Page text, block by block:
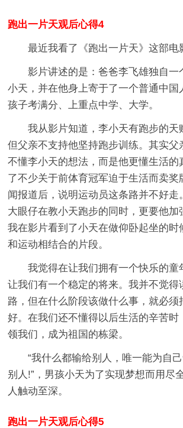
跑出一片天观后心得4
最近我看了《跑出一片天》这部电
影片讲述的是：爸爸李飞雄独自一
小天，并在他身上寄于了一个普通中国
孩子考满分、上重点中学、大学。
我从影片知道，李小天有跑步的天
但父亲不支持他坚持跑步训练。其实父
不懂李小天的想法，而是他更懂生活的
了不少关于前体育冠军迫于生活而卖奖
闻报道后，说明运动员这条路并不好走
大眼仔在教小天跑步的同时，更要他加
我在影片看到了小天在做仰卧起坐的时
和运动相结合的片段。
我觉得在让我们拥有一个快乐的童
让我们有一个稳定的将来。我并不觉得
路，但在什么阶段该做什么事，就必须
好。在我们还不懂得以后生活的辛苦时
领我们，成为祖国的栋梁。
“我什么都输给别人，唯一能为自
别人!”，男孩小天为了实现梦想而用尽
人触动至深。
跑出一片天观后心得5